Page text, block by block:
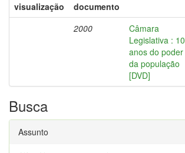
visualização
documento
2000
Câmara
Legislativa : 10
anos do poder
da população
[DVD]
Busca
Assunto